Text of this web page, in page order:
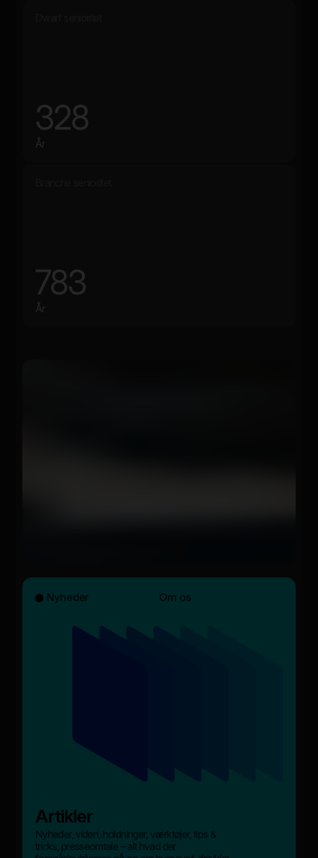
328
År
783
År
Nyheder Om os
Artikler
Nyheder, viden, holdninger, værktøjer, tips &
tricks, presseomtale – alt hvad der